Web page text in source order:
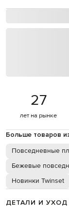
27
лет на рынке
Больше товаров
Повседневные
Бежевые
Новинки Twinset
ДЕТАЛИ И УХОД